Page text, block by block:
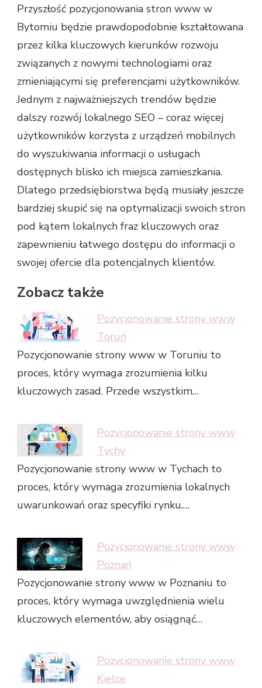
Przyszłość pozycjonowania stron www w
Bytomiu będzie prawdopodobnie kształtowana
przez kilka kluczowych kierunków rozwoju
związanych z nowymi technologiami oraz
zmieniającymi się preferencjami użytkowników.
Jednym z najważniejszych trendów będzie
dalszy rozwój lokalnego SEO – coraz więcej
użytkowników korzysta z urządzeń mobilnych
do wyszukiwania informacji o usługach
dostępnych blisko ich miejsca zamieszkania.
Dlatego przedsiębiorstwa będą musiały jeszcze
bardziej skupić się na optymalizacji swoich stron
pod kątem lokalnych fraz kluczowych oraz
zapewnieniu łatwego dostępu do informacji o
swojej ofercie dla potencjalnych klientów.
Zobacz także
Pozycjonowanie strony www
Toruń
Pozycjonowanie strony www w Toruniu to
proces, który wymaga zrozumienia kilku
kluczowych zasad. Przede wszystkim…
Pozycjonowanie strony www
Tychy
Pozycjonowanie strony www w Tychach to
proces, który wymaga zrozumienia lokalnych
uwarunkowań oraz specyfiki rynku.…
Pozycjonowanie strony www
Poznań
Pozycjonowanie strony www w Poznaniu to
proces, który wymaga uwzględnienia wielu
kluczowych elementów, aby osiągnąć…
Pozycjonowanie strony www
Kielce